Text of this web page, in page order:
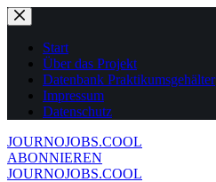
Zum
Inhalt
springenStart
Über das Projekt
Datenbank Praktikumsgehälter
Impressum
Datenschutz
JOURNOJOBS.COOL
ABONNIEREN
JOURNOJOBS.COOL